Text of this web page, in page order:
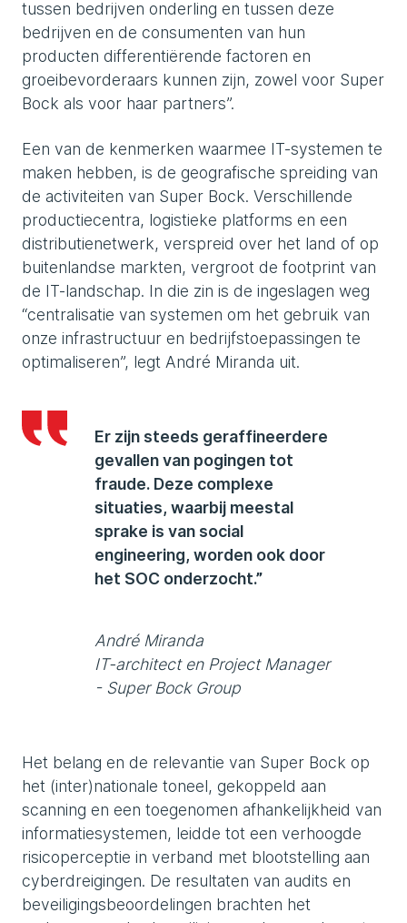
tussen bedrijven onderling en tussen deze
bedrijven en de consumenten van hun
producten differentiërende factoren en
groeibevorderaars kunnen zijn, zowel voor Super
Bock als voor haar partners”.
Een van de kenmerken waarmee IT-systemen te
maken hebben, is de geografische spreiding van
de activiteiten van Super Bock. Verschillende
productiecentra, logistieke platforms en een
distributienetwerk, verspreid over het land of op
buitenlandse markten, vergroot de footprint van
de IT-landschap. In die zin is de ingeslagen weg
“centralisatie van systemen om het gebruik van
onze infrastructuur en bedrijfstoepassingen te
optimaliseren”, legt André Miranda uit.
Er zijn steeds geraffineerdere
gevallen van pogingen tot
fraude. Deze complexe
situaties, waarbij meestal
sprake is van social
engineering, worden ook door
het SOC onderzocht.”
André Miranda
IT-architect en Project Manager
- Super Bock Group
Het belang en de relevantie van Super Bock op
het (inter)nationale toneel, gekoppeld aan
scanning en een toegenomen afhankelijkheid van
informatiesystemen, leidde tot een verhoogde
risicoperceptie in verband met blootstelling aan
cyberdreigingen. De resultaten van audits en
beveiligingsbeoordelingen brachten het